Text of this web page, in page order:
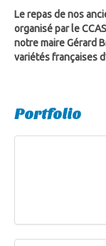
Le repas de nos
organisé par le
notre maire Gérard
variétés françaises
Portfolio